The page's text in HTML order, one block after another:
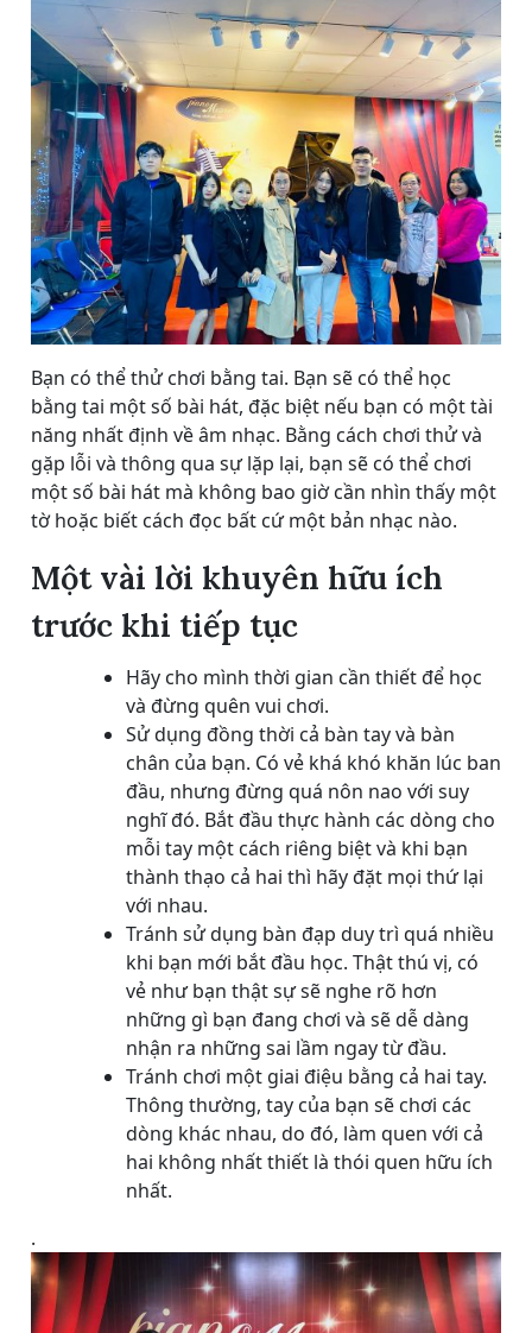
Bạn có thể thử chơi bằng tai. Bạn sẽ có thể học
bằng tai một số bài hát, đặc biệt nếu bạn có một tài
năng nhất định về âm nhạc. Bằng cách chơi thử và
gặp lỗi và thông qua sự lặp lại, bạn sẽ có thể chơi
một số bài hát mà không bao giờ cần nhìn thấy một
tờ hoặc biết cách đọc bất cứ một bản nhạc nào.
Một vài lời khuyên hữu ích
trước khi tiếp tục
Hãy cho mình thời gian cần thiết để học
và đừng quên vui chơi.
Sử dụng đồng thời cả bàn tay và bàn
chân của bạn. Có vẻ khá khó khăn lúc ban
đầu, nhưng đừng quá nôn nao với suy
nghĩ đó. Bắt đầu thực hành các dòng cho
mỗi tay một cách riêng biệt và khi bạn
thành thạo cả hai thì hãy đặt mọi thứ lại
với nhau.
Tránh sử dụng bàn đạp duy trì quá nhiều
khi bạn mới bắt đầu học. Thật thú vị, có
vẻ như bạn thật sự sẽ nghe rõ hơn
những gì bạn đang chơi và sẽ dễ dàng
nhận ra những sai lầm ngay từ đầu.
Tránh chơi một giai điệu bằng cả hai tay.
Thông thường, tay của bạn sẽ chơi các
dòng khác nhau, do đó, làm quen với cả
hai không nhất thiết là thói quen hữu ích
nhất.
.